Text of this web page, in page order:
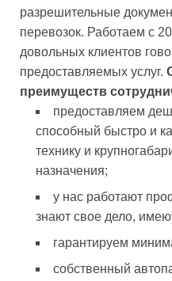
разрешительные
перевозок. Работаем с
довольных клиентов
предоставляемых услуг.
преимуществ
предоставляем
способный быстро и
технику и
назначения;
у нас работают
знают свое дело,
гарантируем
собственный